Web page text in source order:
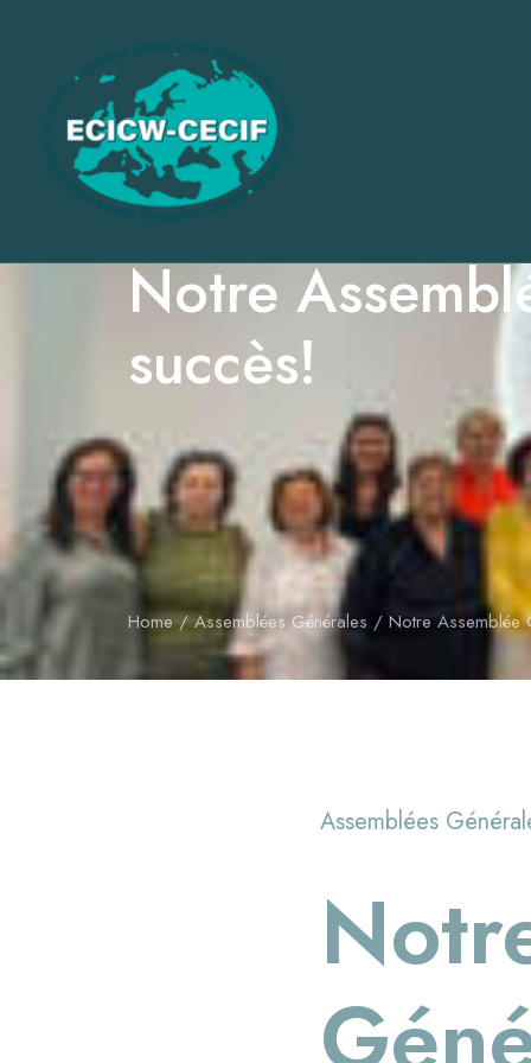
Notre
succès!
Home Assemblées Générales Notre Assemblée
Assemblées